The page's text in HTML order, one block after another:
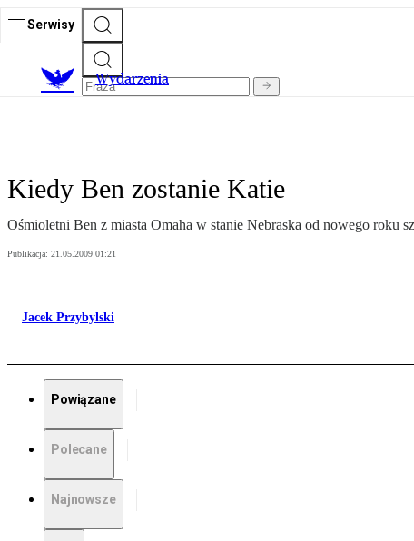
Serwisy
Wydarzenia
Kiedy Ben zostanie Katie
Ośmioletni Ben z miasta Omaha w stanie Nebraska od nowego roku
Publikacja: 21.05.2009 01:21
Jacek Przybylski
Powiązane
Polecane
Najnowsze